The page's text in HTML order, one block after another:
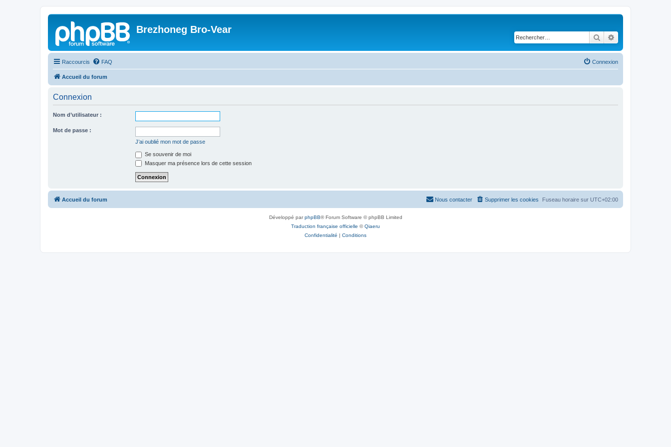
Brezhoneg Bro-Vear
Rechercher
Raccourcis FAQ Connexion
Accueil du forum
Connexion
Nom d’utilisateur :
Mot de passe :
J’ai oublié mon mot de passe
Se souvenir de moi
Masquer ma présence lors de cette session
Accueil du forum Fuseau horaire sur UTC+02:00
Supprimer les cookies
Nous contacter
Développé parphpBB® Forum Software © phpBB Limited
Traduction française officielle ©Qiaeru
Confidentialité | Conditions